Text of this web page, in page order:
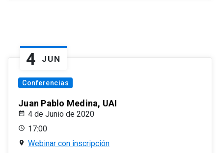
4 JUN
Conferencias
Juan Pablo Medina, UAI
4 de Junio de 2020
17:00
Webinar con inscripción